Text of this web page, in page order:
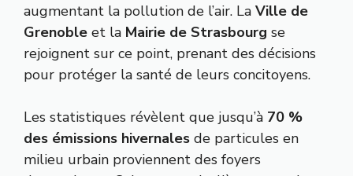
augmentant la pollution de l’air. La Ville de
Grenoble et la Mairie de Strasbourg se
rejoignent sur ce point, prenant des décisions
pour protéger la santé de leurs concitoyens.
Les statistiques révèlent que jusqu’à 70 %
des émissions hivernales de particules en
milieu urbain proviennent des foyers